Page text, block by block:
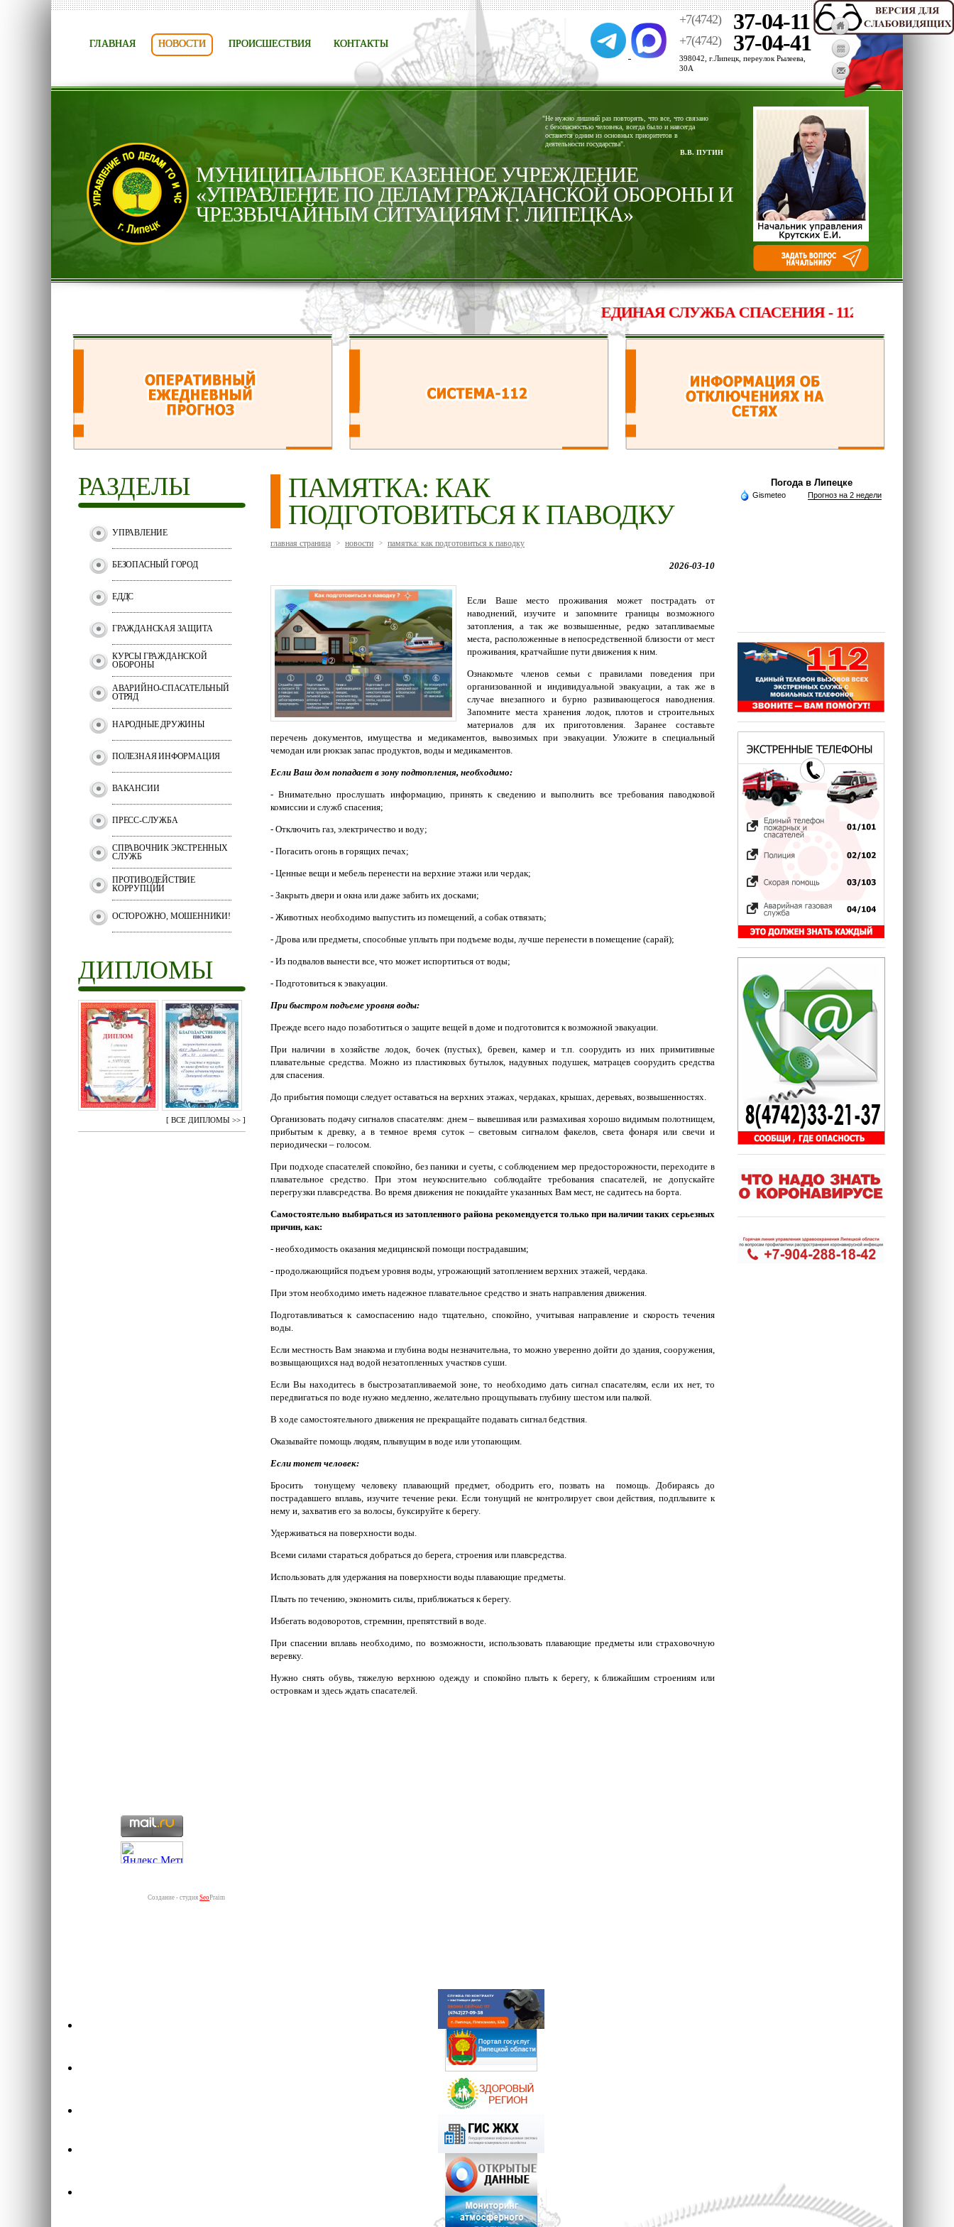
ГЛАВНАЯ НОВОСТИ ПРОИСШЕСТВИЯ КОНТАКТЫ
+7(4742) 37-04-11
+7(4742) 37-04-41
398042, г.Липецк, переулок Рылеева,
30А
"Не нужно лишний раз повторять, что все, что связано
с безопасностью человека, всегда было и навсегда
останется одним из основных приоритетов в
деятельности государства".
В.В. ПУТИН
МУНИЦИПАЛЬНОЕ КАЗЕННОЕ УЧРЕЖДЕНИЕ
«УПРАВЛЕНИЕ ПО ДЕЛАМ ГРАЖДАНСКОЙ ОБОРОНЫ И
ЧРЕЗВЫЧАЙНЫМ СИТУАЦИЯМ Г. ЛИПЕЦКА»
ЕДИНАЯ СЛУЖБА СПАСЕНИЯ - 112,
РАЗДЕЛЫ
УПРАВЛЕНИЕ
БЕЗОПАСНЫЙ ГОРОД
ЕДДС
ГРАЖДАНСКАЯ ЗАЩИТА
КУРСЫ ГРАЖДАНСКОЙ
ОБОРОНЫ
АВАРИЙНО-СПАСАТЕЛЬНЫЙ
ОТРЯД
НАРОДНЫЕ ДРУЖИНЫ
ПОЛЕЗНАЯ ИНФОРМАЦИЯ
ВАКАНСИИ
ПРЕСС-СЛУЖБА
СПРАВОЧНИК ЭКСТРЕННЫХ
СЛУЖБ
ПРОТИВОДЕЙСТВИЕ
КОРРУПЦИИ
ОСТОРОЖНО, МОШЕННИКИ!
ДИПЛОМЫ
[ ВСЕ ДИПЛОМЫ >> ]
ПАМЯТКА: КАК
ПОДГОТОВИТЬСЯ К ПАВОДКУ
главная страница > новости > памятка: как подготовиться к паводку
2026-03-10
Если Ваше место проживания может пострадать от
наводнений, изучите и запомните границы возможного
затопления, а так же возвышенные, редко затапливаемые
места, расположенные в непосредственной близости от мест
проживания, кратчайшие пути движения к ним.
Ознакомьте членов семьи с правилами поведения при
организованной и индивидуальной эвакуации, а так же в
случае внезапного и бурно развивающегося наводнения.
Запомните места хранения лодок, плотов и строительных
материалов для их приготовления. Заранее составьте
перечень документов, имущества и медикаментов, вывозимых при эвакуации. Уложите в специальный
чемодан или рюкзак запас продуктов, воды и медикаментов.
Если Ваш дом попадает в зону подтопления, необходимо:
- Внимательно прослушать информацию, принять к сведению и выполнить все требования паводковой
комиссии и служб спасения;
- Отключить газ, электричество и воду;
- Погасить огонь в горящих печах;
- Ценные вещи и мебель перенести на верхние этажи или чердак;
- Закрыть двери и окна или даже забить их досками;
- Животных необходимо выпустить из помещений, а собак отвязать;
- Дрова или предметы, способные уплыть при подъеме воды, лучше перенести в помещение (сарай);
- Из подвалов вынести все, что может испортиться от воды;
- Подготовиться к эвакуации.
При быстром подъеме уровня воды:
Прежде всего надо позаботиться о защите вещей в доме и подготовится к возможной эвакуации.
При наличии в хозяйстве лодок, бочек (пустых), бревен, камер и т.п. соорудить из них примитивные
плавательные средства. Можно из пластиковых бутылок, надувных подушек, матрацев соорудить средства
для спасения.
До прибытия помощи следует оставаться на верхних этажах, чердаках, крышах, деревьях, возвышенностях.
Организовать подачу сигналов спасателям: днем – вывешивая или размахивая хорошо видимым полотнищем,
прибытым к древку, а в темное время суток – световым сигналом факелов, света фонаря или свечи и
периодически – голосом.
При подходе спасателей спокойно, без паники и суеты, с соблюдением мер предосторожности, переходите в
плавательное средство. При этом неукоснительно соблюдайте требования спасателей, не допускайте
перегрузки плавсредства. Во время движения не покидайте указанных Вам мест, не садитесь на борта.
Самостоятельно выбираться из затопленного района рекомендуется только при наличии таких серьезных
причин, как:
- необходимость оказания медицинской помощи пострадавшим;
- продолжающийся подъем уровня воды, угрожающий затоплением верхних этажей, чердака.
При этом необходимо иметь надежное плавательное средство и знать направления движения.
Подготавливаться к самоспасению надо тщательно, спокойно, учитывая направление и скорость течения
воды.
Если местность Вам знакома и глубина воды незначительна, то можно уверенно дойти до здания, сооружения,
возвыщающихся над водой незатопленных участков суши.
Если Вы находитесь в быстрозатапливаемой зоне, то необходимо дать сигнал спасателям, если их нет, то
передвигаться по воде нужно медленно, желательно прощупывать глубину шестом или палкой.
В ходе самостоятельного движения не прекращайте подавать сигнал бедствия.
Оказывайте помощь людям, плывущим в воде или утопающим.
Если тонет человек:
Бросить тонущему человеку плавающий предмет, ободрить его, позвать на помощь. Добираясь до
пострадавшего вплавь, изучите течение реки. Если тонущий не контролирует свои действия, подплывите к
нему и, захватив его за волосы, буксируйте к берегу.
Удерживаться на поверхности воды.
Всеми силами стараться добраться до берега, строения или плавсредства.
Использовать для удержания на поверхности воды плавающие предметы.
Плыть по течению, экономить силы, приближаться к берегу.
Избегать водоворотов, стремнин, препятствий в воде.
При спасении вплавь необходимо, по возможности, использовать плавающие предметы или страховочную
веревку.
Нужно снять обувь, тяжелую верхнюю одежду и спокойно плыть к берегу, к ближайшим строениям или
островкам и здесь ждать спасателей.
Погода в Липецке
Gismeteo Прогноз на 2 недели
Создание - студия SeoPraim